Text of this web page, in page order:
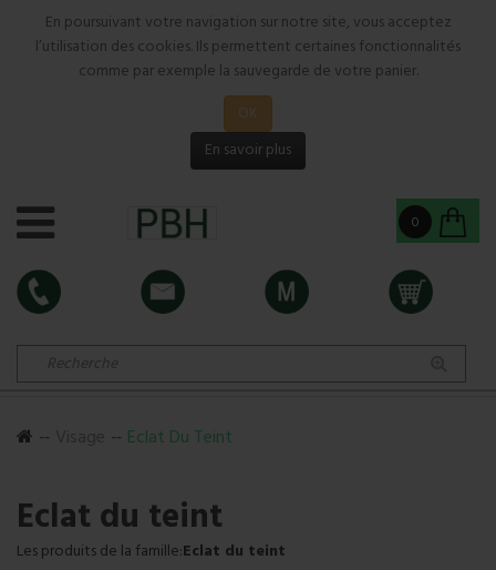
En poursuivant votre navigation sur notre site, vous acceptez
l’utilisation des cookies. Ils permettent certaines fonctionnalités
comme par exemple la sauvegarde de votre panier.
OK
En savoir plus
0
Eclat Du Teint
Eclat du teint
Les produits de la famille:Eclat du teint